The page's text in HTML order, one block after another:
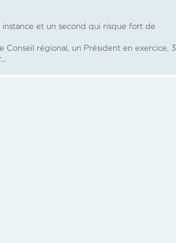
et un second qui risque fort de
Conseil régional, un Président en exercice, 3